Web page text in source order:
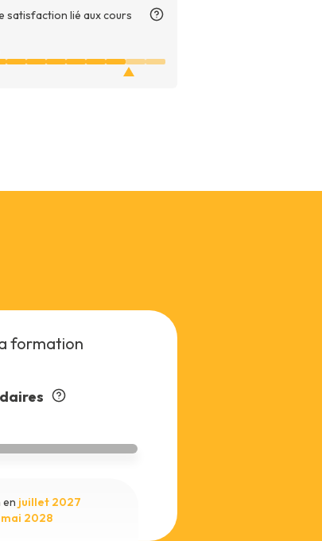
satisfaction lié aux cours
formation
juillet 2027
mai 2028